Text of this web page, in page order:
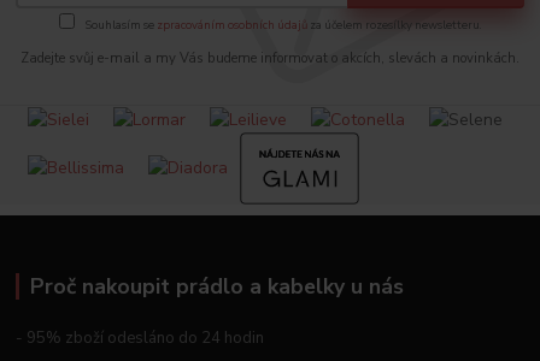
Souhlasím se zpracováním osobních údajů za účelem rozesílky newsletteru.
Zadejte svůj e-mail a my Vás budeme informovat o akcích, slevách a novinkách.
Proč nakoupit prádlo a kabelky u nás
- 95% zboží odesláno do 24 hodin